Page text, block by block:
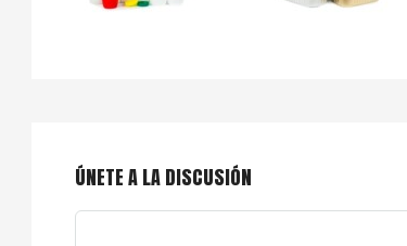
ÚNETE A LA DISCUSIÓN